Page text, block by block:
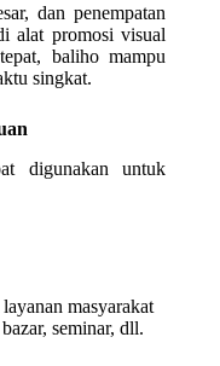
dan penempatan
alat promosi visual
baliho mampu
singkat.
digunakan untuk
masyarakat
seminar, dll.